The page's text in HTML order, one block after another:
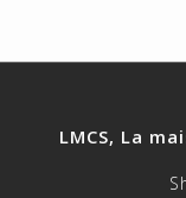
LMCS, La